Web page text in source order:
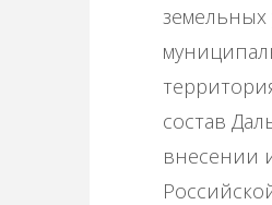
земельных
состав
внесении